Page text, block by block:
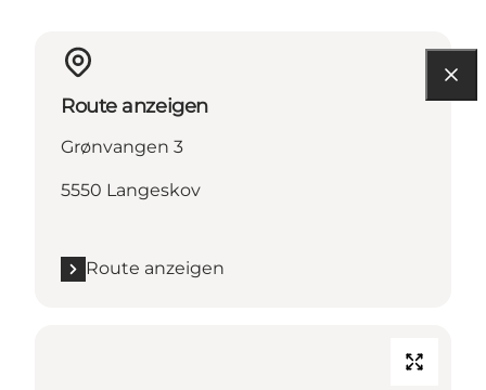
Route anzeigen
Grønvangen 3
5550 Langeskov
Route anzeigen